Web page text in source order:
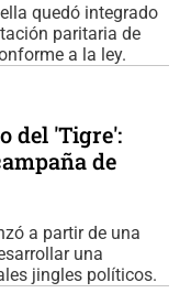
quedó integrado
paritaria de
a la ley.
del 'Tigre':
de
a partir de una
una
jingles políticos.